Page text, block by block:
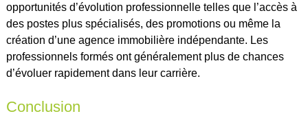
opportunités d’évolution professionnelle telles que l’accès à
des postes plus spécialisés, des promotions ou même la
création d’une agence immobilière indépendante. Les
professionnels formés ont généralement plus de chances
d’évoluer rapidement dans leur carrière.
Conclusion